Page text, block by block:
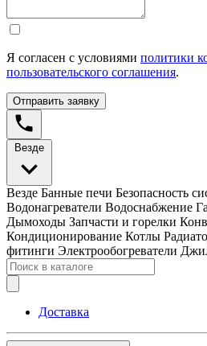
Я согласен с условиями политики
пользовательского соглашения.
Отправить заявку
Везде
Везде Банные печи Безопасность
Водонагреватели Водоснабжение
Дымоходы Запчасти и горелки
Кондиционирование Котлы
фитинги Электрообогреватели
Доставка